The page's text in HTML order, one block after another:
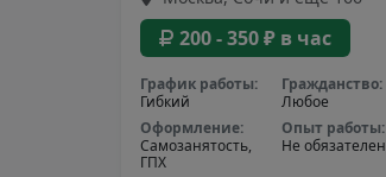
200 - 350 ₽ в час
График работы:
Гибкий
Гражданство:
Любое
Оформление:
Самозанятость,
ГПХ
Опыт работы:
Не обязателен